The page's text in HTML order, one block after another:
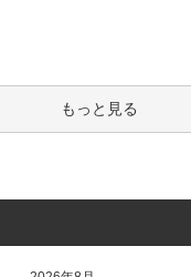
もっと見る